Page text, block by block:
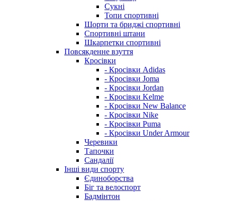
Сукні
Топи спортивні
Шорти та бриджі спортивні
Спортивні штани
Шкарпетки спортивні
Повсякденне взуття
Кросівки
- Кросівки Adidas
- Кросівки Joma
- Кросівки Jordan
- Кросівки Kelme
- Кросівки New Balance
- Кросівки Nike
- Кросівки Puma
- Кросівки Under Armour
Черевики
Тапочки
Сандалії
Інші види спорту
Єдиноборства
Біг та велоспорт
Бадмінтон